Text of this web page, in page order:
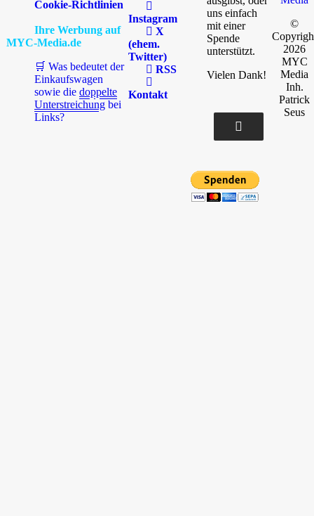
Cookie-Richtlinien
Ihre Werbung auf
MYC-Media.de
🛒 Was bedeutet der
Einkaufswagen
sowie die doppelte
Unterstreichung bei
Links?
Instagram
X
(ehem.
Twitter)
RSS
Kontakt
uns einfach
mit einer
Spende
unterstützt.
Vielen Dank!
©
2026
MYC
Media
Inh.
Patrick
Seus